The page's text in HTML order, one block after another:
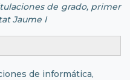
de grado, primer
Jaume I
de informática,